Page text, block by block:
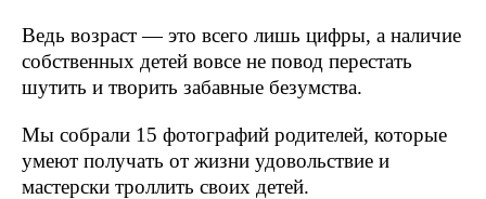
Ведь возраст — это всего лишь цифры, а наличие
собственных детей вовсе не повод перестать
шутить и творить забавные безумства.
Мы собрали 15 фотографий родителей, которые
умеют получать от жизни удовольствие и
мастерски троллить своих детей.